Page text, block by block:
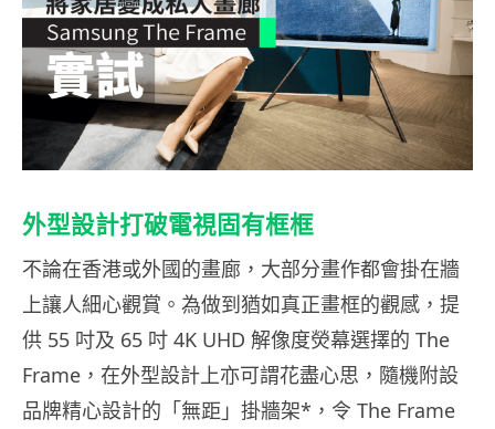
外型設計打破電視固有框框
不論在香港或外國的畫廊，大部分畫作都會掛在牆
上讓人細心觀賞。為做到猶如真正畫框的觀感，提
供 55 吋及 65 吋 4K UHD 解像度熒幕選擇的 The
Frame，在外型設計上亦可謂花盡心思，隨機附設
品牌精心設計的「無距」掛牆架*，令 The Frame